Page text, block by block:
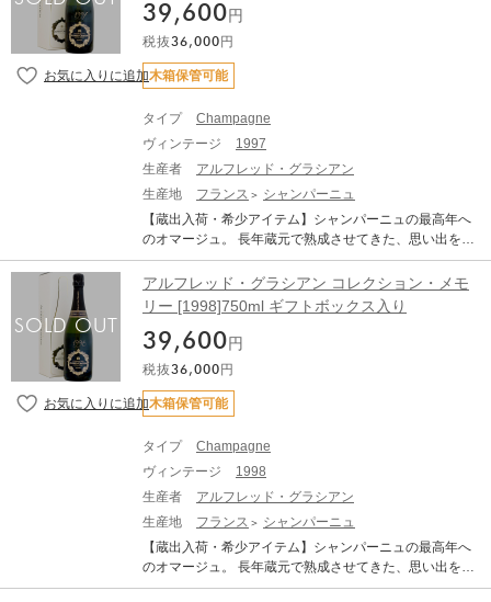
ました。10年後、アルフレッド・グラシアン氏は、アル
ベール・ジャン・メイエ氏という新しいビジネス・パー
トナーを見出し、“グラシアン・エ・メイエ”に社名を変更
しました。その後、アルベール・ジャン・メイエ氏の子
孫たちは、創業者であるアルフレッド・グラシアン氏の
ワイン造りに対する哲学を引き継ぎ、この2つの地域の醸
造所を発展させました。 アルフレッド・グラシアンのセ
ラー・マスターは、1905年以来ジェジェ家が行っていま
す。1905年にガストン・ジェジェ氏が就任した後、1950
年に息子のシャルル氏に受け継がれ、1966年、その息子
するまでその職務を遂行しました。4代目となるニコラ氏
は、1990年に父であるジャン・ピエール氏の下で、ワイ
した。 そして2018年、二コラ氏はギド・アシェット誌に
おいて、最優秀シャンパーニュ・メーカーに選出される
と伝統は、ジェジェ家により1905年から今日に至るまで
100年以上、厳格に、かつ正確に伝えられています。
創業160周年を記念して造られた限定キュヴェです。こ
れたシャンパーニュの一つです。特別に1600本のシリア
ル番号付きボトルが用意され、ワインの濃縮感、緊張
みのあるゴールドにグリーンのニュアンスを帯びた色
調。非常に細かく、ゆっくりと立ち上る泡が、まるで瞬
きするかのようにグラスのなかで輝きます。香りは、非
常に繊細で、熟した果実や砂糖漬けのレモン、そして微
39,600 円
税抜36,000 円
木箱保管可能
タイプ
Champagne
ヴィンテージ
1997
生産者
アルフレッド・グラシアン
生産地
フランス
シャンパーニュ
【蔵出入荷・希少アイテム】シャンパーニュの最高年へ
のオマージュ。 長年蔵元で熟成させてきた、思い出を馳
せるヴィンテージ、コレクション! 「伝統」、「昔ながら
の特別な製法」、「スタイル」、「最高のぶどう」、こ
れらがすべて共鳴し、希少な0.1%のオートクチュール・
シャンパーニュ「アルフレッド・グラシアン」を生み出
します。 1864年、アルフレッド・グラシアン氏は23歳
の時にエペルネにこのメゾンを設立しました。同年、こ
の偉大なる企業家は、ロワール地方のソーミュールにも
スパークリング・ワインの醸造所を設立しました。10年
後、アルフレッド・グラシアン氏は、アルベール・ジャ
ン・メイエ氏という新しいビジネス・パートナーを見出
し、“グラシアン・エ・メイエ”に社名を変更しました。そ
の後、アルベール・ジャン・メイエ氏の子孫たちは、創
業者であるアルフレッド・グラシアン氏のワイン造りに
対する哲学を引き継ぎ、この2つの地域の醸造所を発展さ
にある重要な場所で20年以上もの長い間、愛情を込めて
大切に保管されている貴重なヴィンテージ・シャンパー
アルフレッド・グラシアン コレクション・メモ
リー [1998]750ml ギフトボックス入り
39,600 円
税抜36,000 円
木箱保管可能
タイプ
Champagne
ヴィンテージ
1998
生産者
アルフレッド・グラシアン
生産地
フランス
シャンパーニュ
【蔵出入荷・希少アイテム】シャンパーニュの最高年へ
のオマージュ。 長年蔵元で熟成させてきた、思い出を馳
せるヴィンテージ、コレクション! 「伝統」、「昔ながら